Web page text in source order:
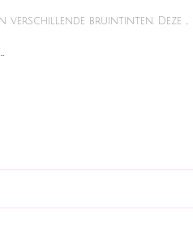
verschillende bruintinten. Deze ...